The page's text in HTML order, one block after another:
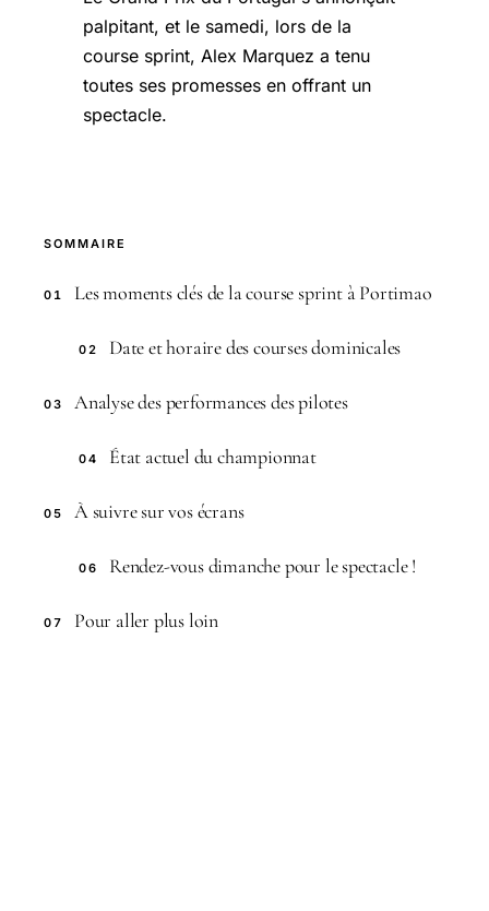
palpitant, et le samedi, lors de la
course sprint, Alex Marquez a tenu
toutes ses promesses en offrant un
spectacle.
SOMMAIRE
01 Les moments clés de la course sprint à Portimao
02 Date et horaire des courses dominicales
03 Analyse des performances des pilotes
04 État actuel du championnat
05 À suivre sur vos écrans
06 Rendez-vous dimanche pour le spectacle !
07 Pour aller plus loin